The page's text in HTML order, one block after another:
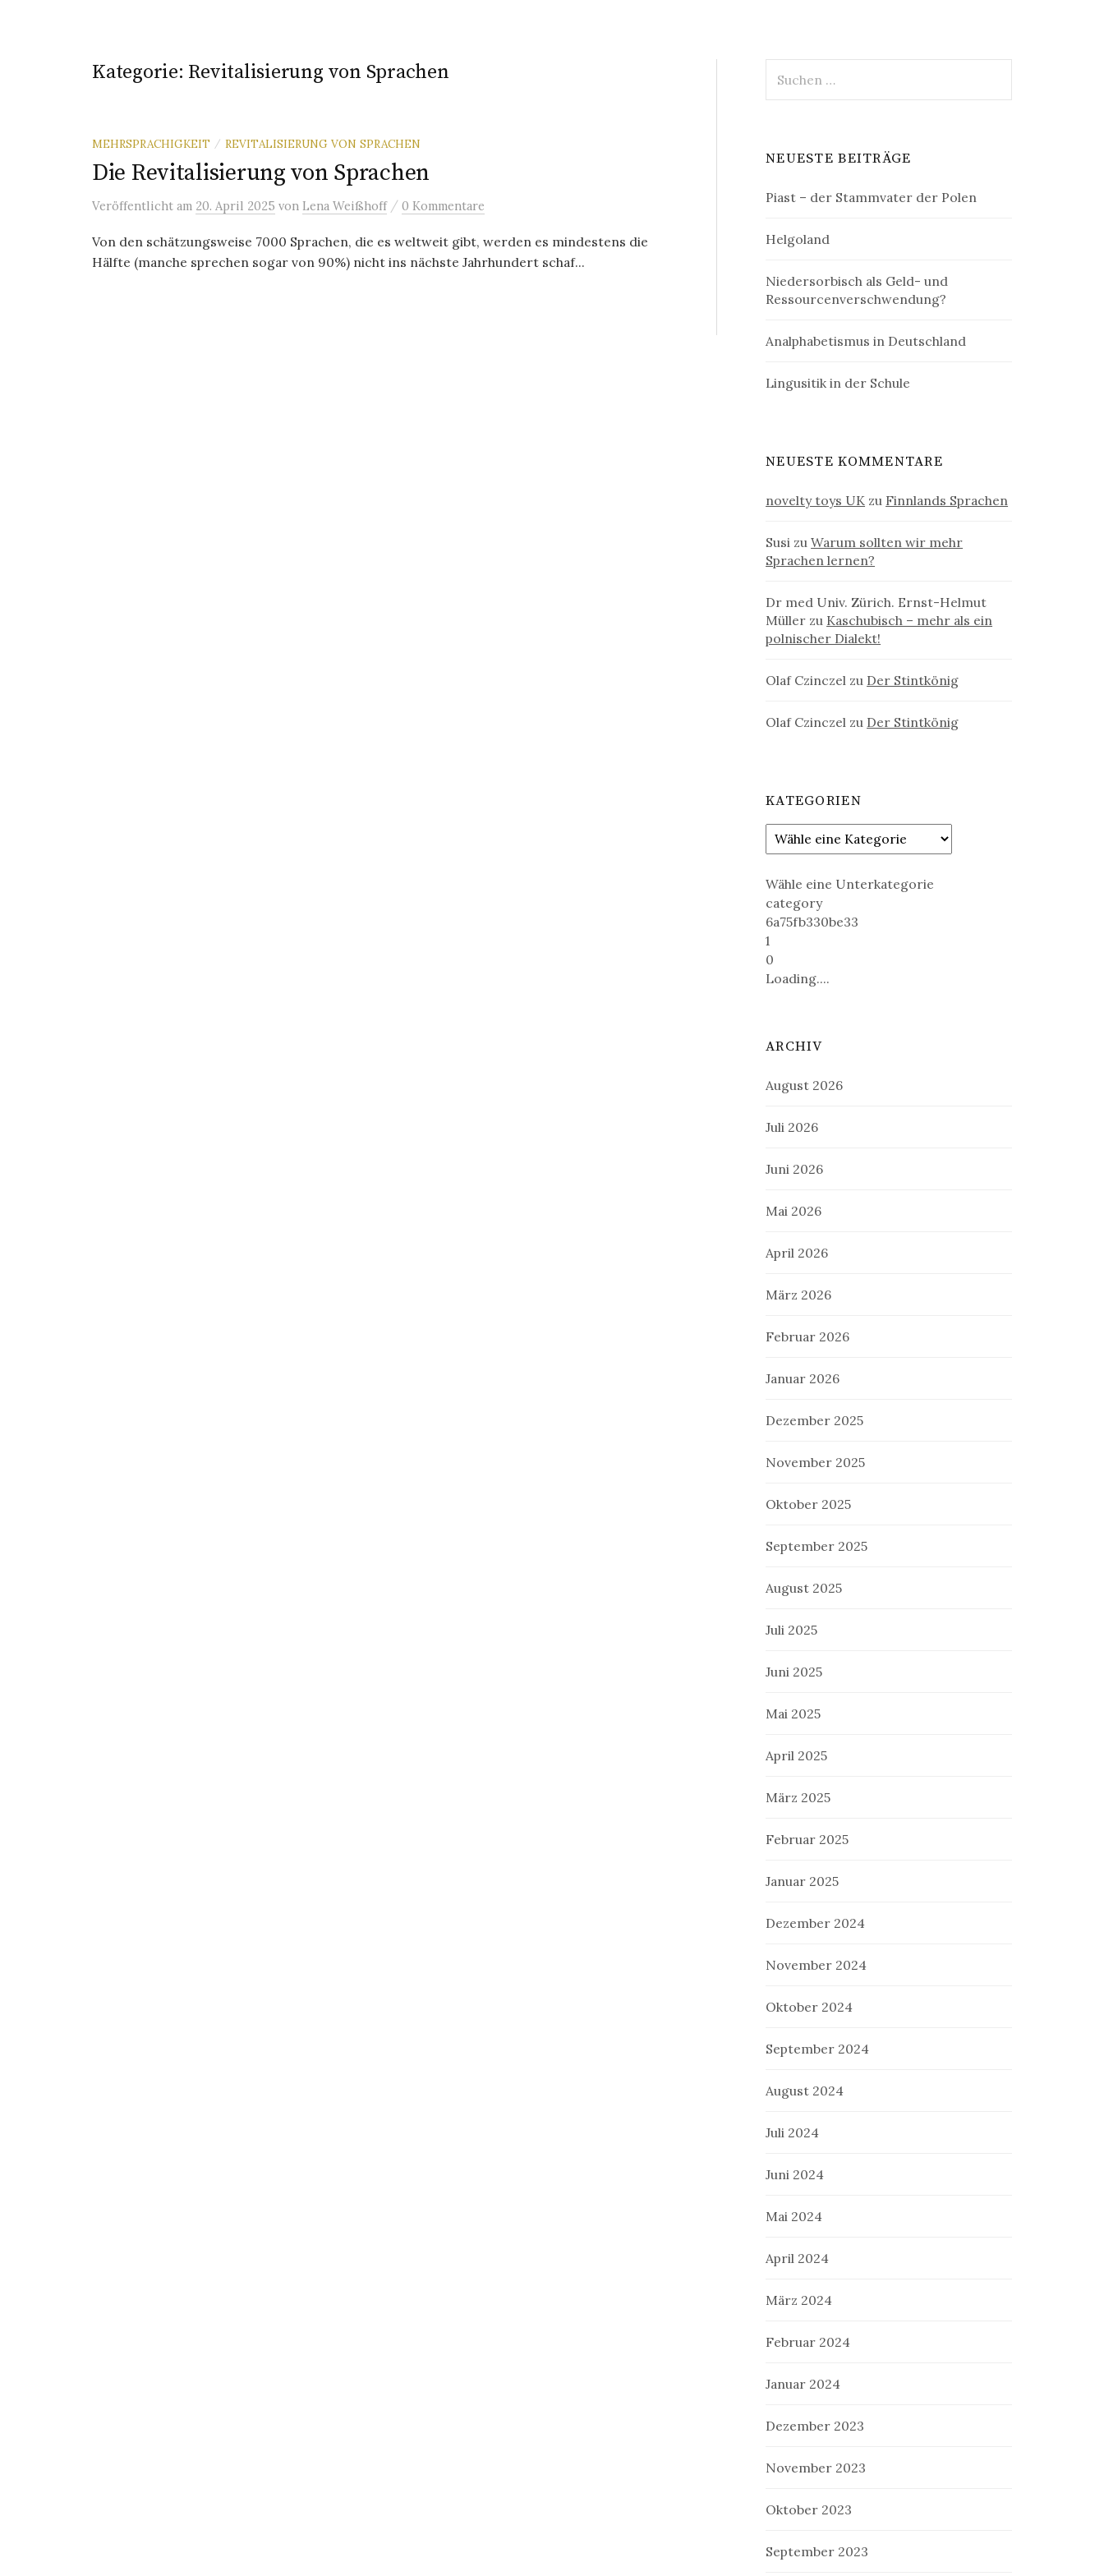
Kategorie: Revitalisierung von Sprachen
MEHRSPRACHIGKEIT / REVITALISIERUNG VON SPRACHEN
Die Revitalisierung von Sprachen
Veröffentlicht am 20. April 2025 von Lena Weißhoff / 0 Kommentare
Von den schätzungsweise 7000 Sprachen, die es weltweit gibt, werden es mindestens die
Hälfte (manche sprechen sogar von 90%) nicht ins nächste Jahrhundert schaf...
nach:
NEUESTE BEITRÄGE
Piast – der Stammvater der Polen
Helgoland
Niedersorbisch als Geld- und
Ressourcenverschwendung?
Analphabetismus in Deutschland
Lingusitik in der Schule
NEUESTE KOMMENTARE
novelty toys UK zu Finnlands Sprachen
Susi zuWarum sollten wir mehr
Sprachen lernen?
Dr med Univ. Zürich. Ernst-Helmut
Müller zu Kaschubisch – mehr als ein
polnischer Dialekt!
Olaf Czinczel zu Der Stintkönig
Olaf Czinczel zu Der Stintkönig
KATEGORIEN
Wähle eine Unterkategorie
category
6a75fb330be33
1
0
Loading....
ARCHIV
August 2026
Juli 2026
Juni 2026
Mai 2026
April 2026
März 2026
Februar 2026
Januar 2026
Dezember 2025
November 2025
Oktober 2025
September 2025
August 2025
Juli 2025
Juni 2025
Mai 2025
April 2025
März 2025
Februar 2025
Januar 2025
Dezember 2024
November 2024
Oktober 2024
September 2024
August 2024
Juli 2024
Juni 2024
Mai 2024
April 2024
März 2024
Februar 2024
Januar 2024
Dezember 2023
November 2023
Oktober 2023
September 2023